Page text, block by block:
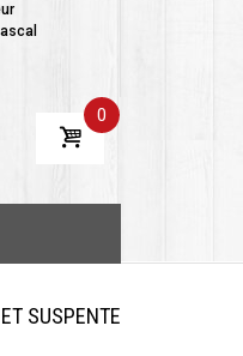
0
SUSPENTE